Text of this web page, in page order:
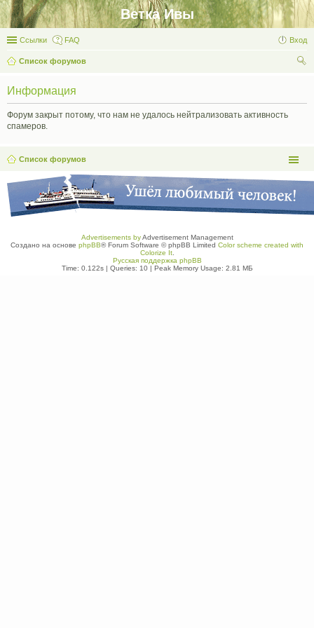
Ветка Ивы
Ссылки FAQ Вход
Список форумов
Информация
Форум закрыт потому, что нам не удалось нейтрализовать активность
спамеров.
Список форумов
Advertisements byAdvertisement Management
Создано на основе phpBB® Forum Software © phpBB Limited Color scheme created with
Colorize It.
Русская поддержка phpBB
Time: 0.122s| Queries: 10| Peak Memory Usage: 2.81 МБ